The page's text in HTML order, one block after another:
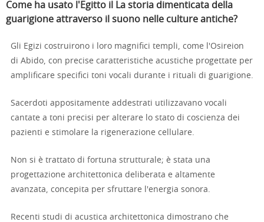
Come ha usato l'Egitto il
La storia dimenticata della
guarigione attraverso il suono nelle culture antiche?
Gli Egizi costruirono i loro magnifici templi, come l'Osireion
di Abido, con precise caratteristiche acustiche progettate per
amplificare specifici toni vocali durante i rituali di guarigione.
Sacerdoti appositamente addestrati utilizzavano vocali
cantate a toni precisi per alterare lo stato di coscienza dei
pazienti e stimolare la rigenerazione cellulare.
Non si è trattato di fortuna strutturale; è stata una
progettazione architettonica deliberata e altamente
avanzata, concepita per sfruttare l'energia sonora.
Recenti studi di acustica architettonica dimostrano che